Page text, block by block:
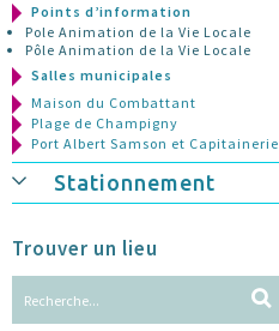
Points d’information
Pole Animation de la Vie Locale
Pôle Animation de la Vie Locale
Salles municipales
Maison du Combattant
Plage de Champigny
Port Albert Samson et Capitainerie
Stationnement
Trouver un lieu